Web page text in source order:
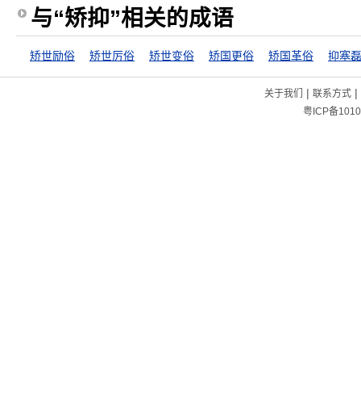
与“矫抑”相关的成语
矫世励俗 矫世厉俗 矫世变俗 矫国更俗 矫国革俗 抑塞
关于我们 | 联系方式|
粤ICP备